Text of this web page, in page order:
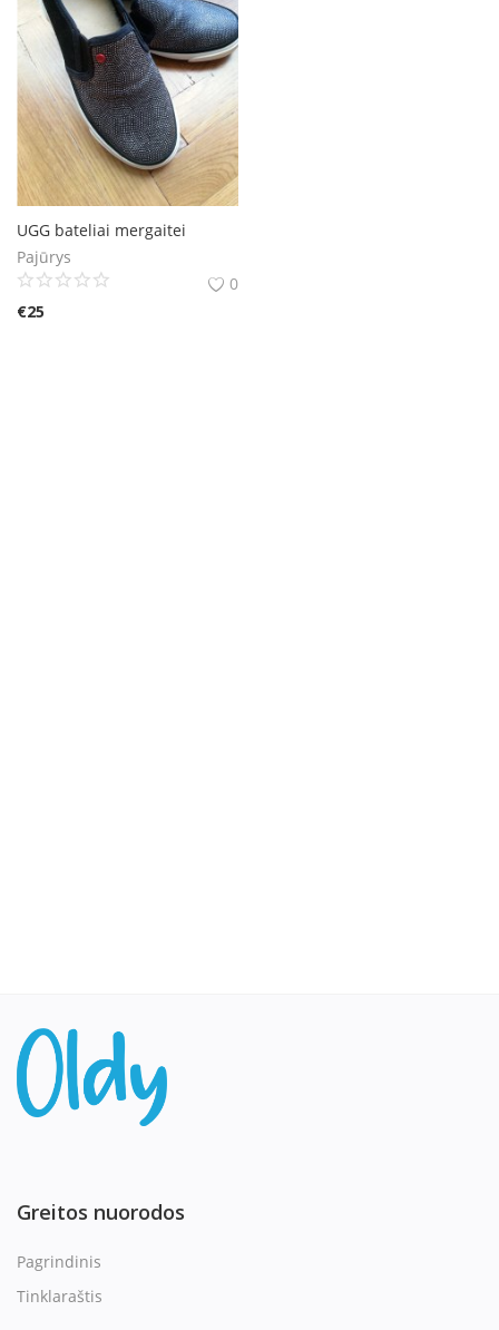
UGG bateliai mergaitei
Pajūrys
0
€25
Greitos nuorodos
Pagrindinis
Tinklaraštis